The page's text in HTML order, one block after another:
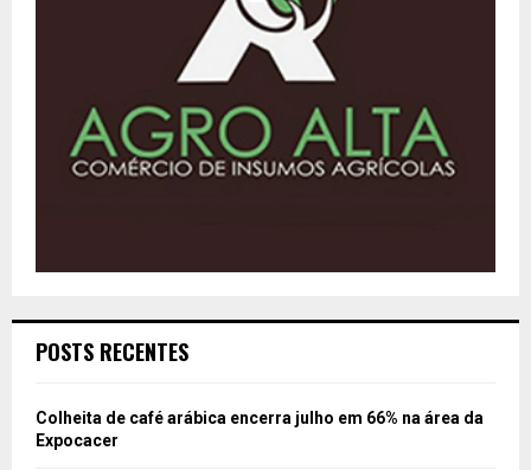
POSTS RECENTES
Colheita de café arábica encerra julho em 66% na área da
Expocacer